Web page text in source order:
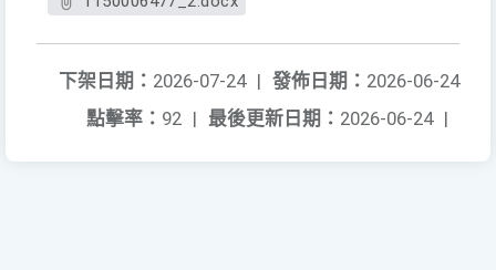
發佈日期： 2026-06-24
下架日期： 2026-07-24 |
最後更新日期： 2026-06-24 |
點擊率： 92 |